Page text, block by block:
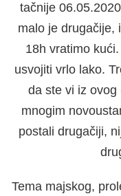
tačnije
malo je drugačije,
18h vratimo
usvojiti vrlo lako.
da ste vi iz
mnogim
postali drugačiji,
Tema majskog,